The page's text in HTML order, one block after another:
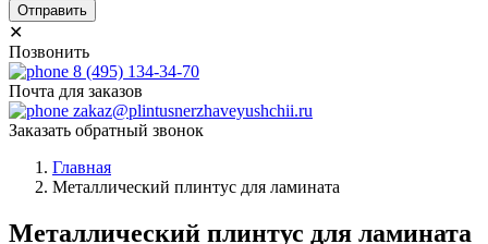
Отправить
✕
Позвонить
8 (495) 134-34-70
Почта для заказов
zakaz@plintusnerzhaveyushchii.ru
Заказать обратный звонок
Главная
Металлический плинтус для ламината
Металлический плинтус для ламината